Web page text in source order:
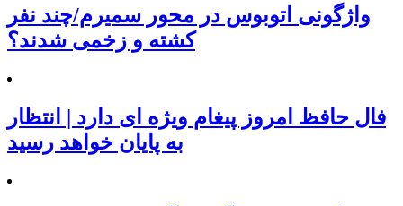
واژگونی اتوبوس در محور سمیرم/چند نفر
کشته و زخمی شدند؟
فال حافظ امروز پیغام ویژه ای دارد | انتظار
به پایان خواهد رسید